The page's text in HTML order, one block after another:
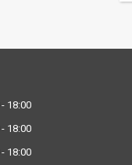
18:00
18:00
18:00